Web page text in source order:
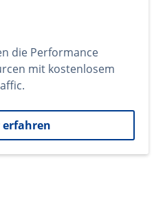
die Performance
mit kostenlosem
erfahren